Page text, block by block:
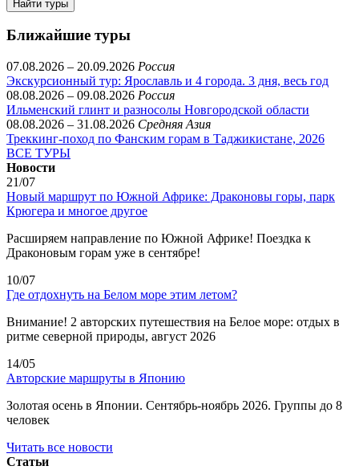
Найти туры
Ближайшие туры
07.08.2026 – 20.09.2026 Россия
Экскурсионный тур: Ярославль и 4 города. 3 дня, весь год
08.08.2026 – 09.08.2026 Россия
Ильменский глинт и разносолы Новгородской области
08.08.2026 – 31.08.2026 Средняя Азия
Треккинг-поход по Фанским горам в Таджикистане, 2026
ВСЕ ТУРЫ
Новости
21/07
Новый маршрут по Южной Африке: Драконовы горы, парк
Крюгера и многое другое
Расширяем направление по Южной Африке! Поездка к
Драконовым горам уже в сентябре!
10/07
Где отдохнуть на Белом море этим летом?
Внимание! 2 авторских путешествия на Белое море: отдых в
ритме северной природы, август 2026
14/05
Авторские маршруты в Японию
Золотая осень в Японии. Сентябрь-ноябрь 2026. Группы до 8
человек
Читать все новости
Статьи